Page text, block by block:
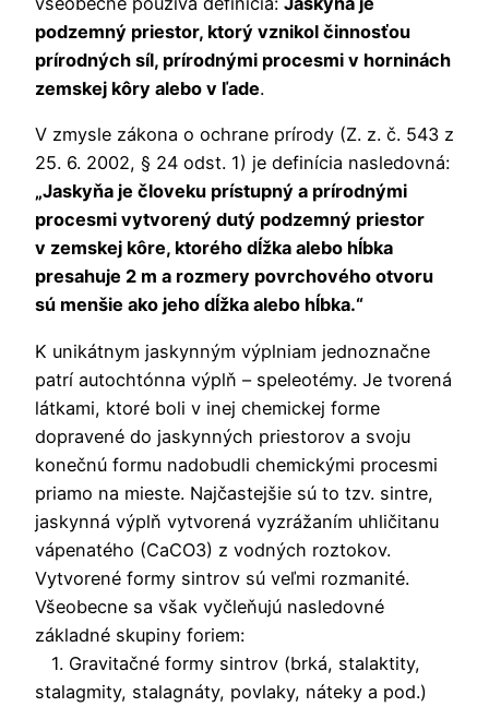
podzemný priestor, ktorý vznikol činnosťou
prírodných síl, prírodnými procesmi v horninách
zemskej kôry alebo v ľade.
V zmysle zákona o ochrane prírody (Z. z. č. 543 z
25. 6. 2002, § 24 odst. 1) je definícia nasledovná:
„Jaskyňa je človeku prístupný a prírodnými
procesmi vytvorený dutý podzemný priestor
v zemskej kôre, ktorého dĺžka alebo hĺbka
presahuje 2 m a rozmery povrchového otvoru
sú menšie ako jeho dĺžka alebo hĺbka.“
K unikátnym jaskynným výplniam jednoznačne
patrí autochtónna výplň – speleotémy. Je tvorená
látkami, ktoré boli v inej chemickej forme
dopravené do jaskynných priestorov a svoju
konečnú formu nadobudli chemickými procesmi
priamo na mieste. Najčastejšie sú to tzv. sintre,
jaskynná výplň vytvorená vyzrážaním uhličitanu
vápenatého (CaCO3) z vodných roztokov.
Vytvorené formy sintrov sú veľmi rozmanité.
Všeobecne sa však vyčleňujú nasledovné
základné skupiny foriem:
1. Gravitačné formy sintrov (brká, stalaktity,
stalagmity, stalagnáty, povlaky, náteky a pod.)